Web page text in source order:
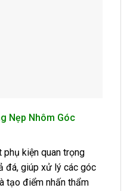
Nẹp Nhôm Góc
phụ kiện quan trọng
đá, giúp xử lý các góc
tạo điểm nhấn thẩm